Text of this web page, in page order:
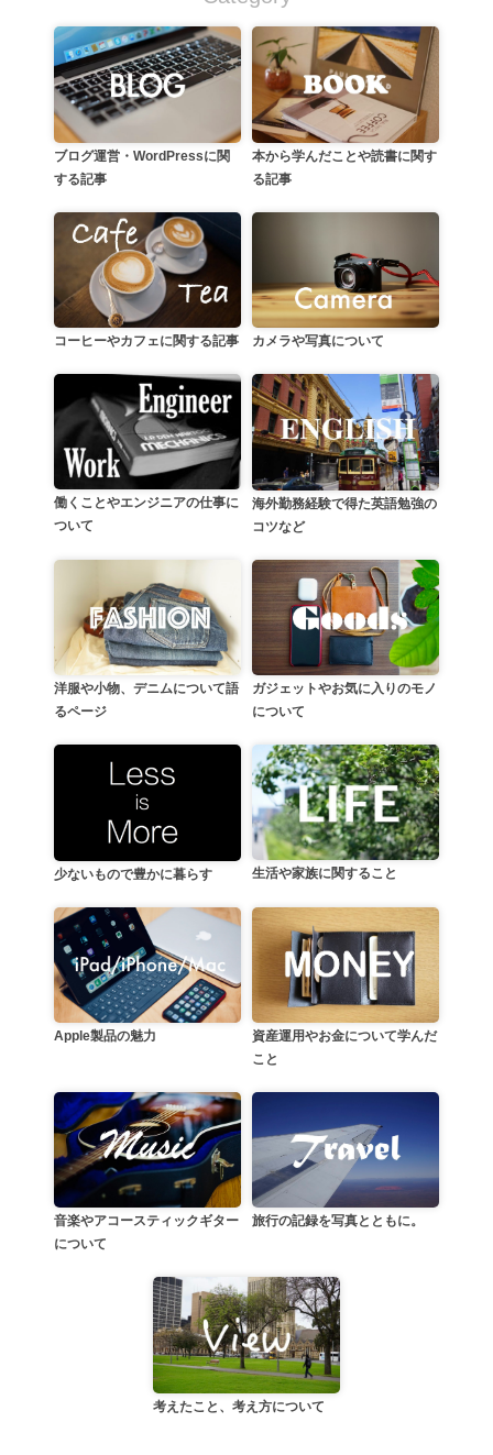
ブログ運営・WordPressに関
する記事
本から学んだことや読書に関す
る記事
コーヒーやカフェに関する記事 カメラや写真について
働くことやエンジニアの仕事に
ついて
海外勤務経験で得た英語勉強の
コツなど
洋服や小物、デニムについて語
るページ
ガジェットやお気に入りのモノ
について
少ないもので豊かに暮らす 生活や家族に関すること
Apple製品の魅力
資産運用やお金について学んだ
こと
音楽やアコースティックギター
について
旅行の記録を写真とともに。
考えたこと、考え方について